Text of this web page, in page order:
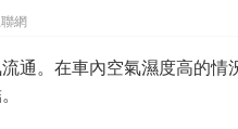
網
通。在車內空氣濕度高的